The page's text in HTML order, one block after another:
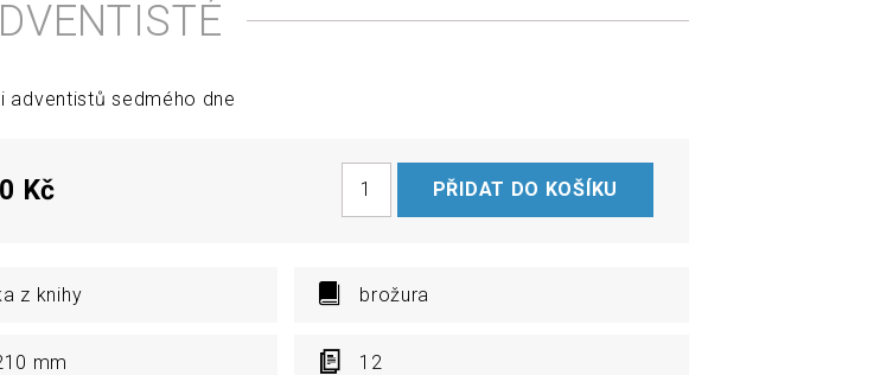
adventistů sedmého dne
Kč
z knihy brožura
mm 12